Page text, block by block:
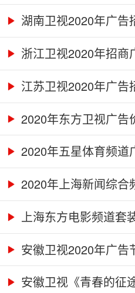
湖南卫视2020年广告
浙江卫视2020年招商
江苏卫视2020年广告
2020年东方卫视广告
2020年五星体育频道
2020年上海新闻综合
上海东方电影频道套
安徽卫视2020年广告
安徽卫视《青春的征